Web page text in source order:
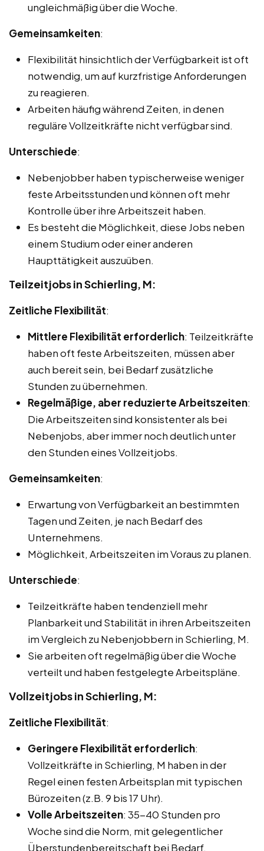
ungleichmäßig über die Woche.
Gemeinsamkeiten:
Flexibilität hinsichtlich der Verfügbarkeit ist oft
notwendig, um auf kurzfristige Anforderungen
zu reagieren.
Arbeiten häufig während Zeiten, in denen
reguläre Vollzeitkräfte nicht verfügbar sind.
Unterschiede:
Nebenjobber haben typischerweise weniger
feste Arbeitsstunden und können oft mehr
Kontrolle über ihre Arbeitszeit haben.
Es besteht die Möglichkeit, diese Jobs neben
einem Studium oder einer anderen
Haupttätigkeit auszuüben.
Teilzeitjobs in Schierling, M:
Zeitliche Flexibilität:
Mittlere Flexibilität erforderlich: Teilzeitkräfte
haben oft feste Arbeitszeiten, müssen aber
auch bereit sein, bei Bedarf zusätzliche
Stunden zu übernehmen.
Regelmäßige, aber reduzierte Arbeitszeiten:
Die Arbeitszeiten sind konsistenter als bei
Nebenjobs, aber immer noch deutlich unter
den Stunden eines Vollzeitjobs.
Gemeinsamkeiten:
Erwartung von Verfügbarkeit an bestimmten
Tagen und Zeiten, je nach Bedarf des
Unternehmens.
Möglichkeit, Arbeitszeiten im Voraus zu planen.
Unterschiede:
Teilzeitkräfte haben tendenziell mehr
Planbarkeit und Stabilität in ihren Arbeitszeiten
im Vergleich zu Nebenjobbern in Schierling, M.
Sie arbeiten oft regelmäßig über die Woche
verteilt und haben festgelegte Arbeitspläne.
Vollzeitjobs in Schierling, M:
Zeitliche Flexibilität:
Geringere Flexibilität erforderlich:
Vollzeitkräfte in Schierling, M haben in der
Regel einen festen Arbeitsplan mit typischen
Bürozeiten (z.B. 9 bis 17 Uhr).
Volle Arbeitszeiten: 35-40 Stunden pro
Woche sind die Norm, mit gelegentlicher
Überstundenbereitschaft bei Bedarf.